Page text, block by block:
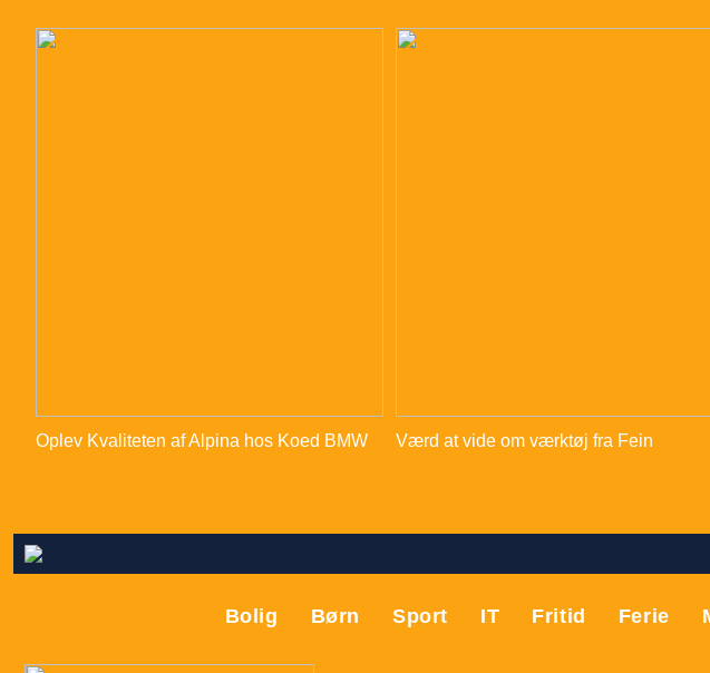
Oplev Kvaliteten af Alpina hos Koed BMW Værd at vide om værktøj fra Fein
Bolig Børn Sport IT Fritid Ferie